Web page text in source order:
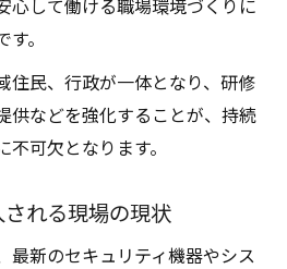
心して働ける職場環境づくりに
。
住民、行政が一体となり、研修
供などを強化することが、持続
可欠となります。
れる現場の現状
最新のセキュリティ機器やシス